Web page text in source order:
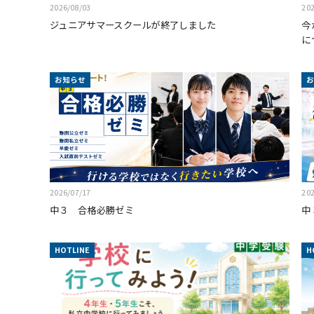
2026/08/03
ジュニアサマースクールが終了しました
今
お知らせ
2026/07/17
中３ 合格必勝ゼミ
HOTLINE